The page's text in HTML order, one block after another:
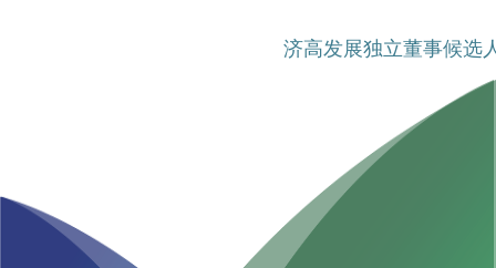
济高发展独立董事候选